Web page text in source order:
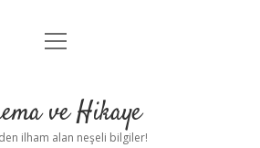
Gizlilik Politikası
Yasal Uyarı
menüyü
ve Hikaye
ilham alan neşeli bilgiler!